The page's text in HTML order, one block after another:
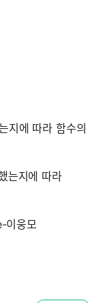
지에 따라 함수의
는지에 따라
이웅모